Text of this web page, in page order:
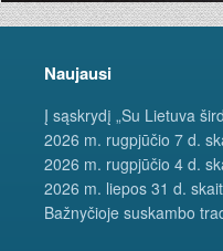
Naujausi
Į sąskrydį „Su Lietuva
2026 m. rugpjūčio 7 d.
2026 m. rugpjūčio 4 d.
2026 m. liepos 31 d.
Bažnyčioje suskambo